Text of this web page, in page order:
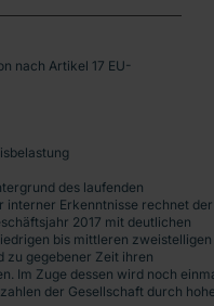
nach Artikel 17 EU-
des laufenden
interner Erkenntnisse rechnet der
2017 mit deutlichen
bis mittleren zweistelligen
zu gegebener Zeit ihren
Im Zuge dessen wird noch
der Gesellschaft durch